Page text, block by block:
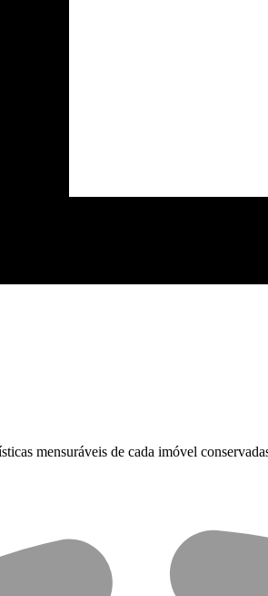
mensuráveis de cada imóvel